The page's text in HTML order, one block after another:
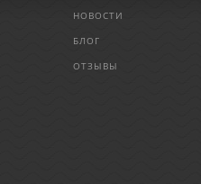
НОВОСТИ
БЛОГ
ОТЗЫВЫ